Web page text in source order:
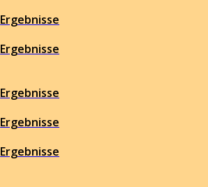
Ergebnisse
Ergebnisse
Ergebnisse
Ergebnisse
Ergebnisse